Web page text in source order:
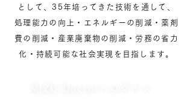
として、35年培ってきた技術を通して、
処理能力の向上・エネルギーの削減・薬剤
費の削減・産業廃棄物の削減・労務の省力
化・持続可能な社会実現を目指します。